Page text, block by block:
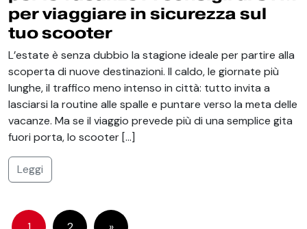
per viaggiare in sicurezza sul
tuo scooter
L’estate è senza dubbio la stagione ideale per partire alla
scoperta di nuove destinazioni. Il caldo, le giornate più
lunghe, il traffico meno intenso in città: tutto invita a
lasciarsi la routine alle spalle e puntare verso la meta delle
vacanze. Ma se il viaggio prevede più di una semplice gita
fuori porta, lo scooter […]
Leggi